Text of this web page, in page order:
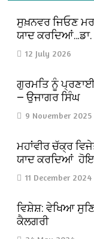
ਸੁਖ਼ਨਵਰ ਜਿਓਣ
ਯਾਦ
12 July 2026
ਗੁਰਮਤਿ ਨੂੰ
— ਉਜਾਗਰ ਸਿੰਘ
9 November 2025
ਮਹਾਂਵੀਰ ਚੱਕ੍ਰ
ਯਾਦ ਕਰਦਿਆਂ
11 December 2024
ਵਿਸ਼ੇਸ਼: ਵੇਖਿਆ
ਕੈਲਗਰੀ